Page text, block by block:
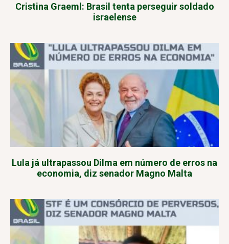
Cristina Graeml: Brasil tenta perseguir soldado
israelense
Lula já ultrapassou Dilma em número de erros na
economia, diz senador Magno Malta